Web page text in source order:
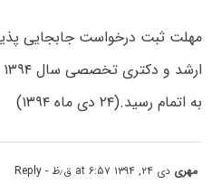
مهلت ثبت درخواست جابجایی
ارشد و دکتری تخصصی سال ۱۳۹۴
به اتمام رسید.(۲۴ دی ماه ۱۳۹۴)
مهری دی ۲۴, ۱۳۹۴ at ۶:۵۷ ق٫ظ - Reply